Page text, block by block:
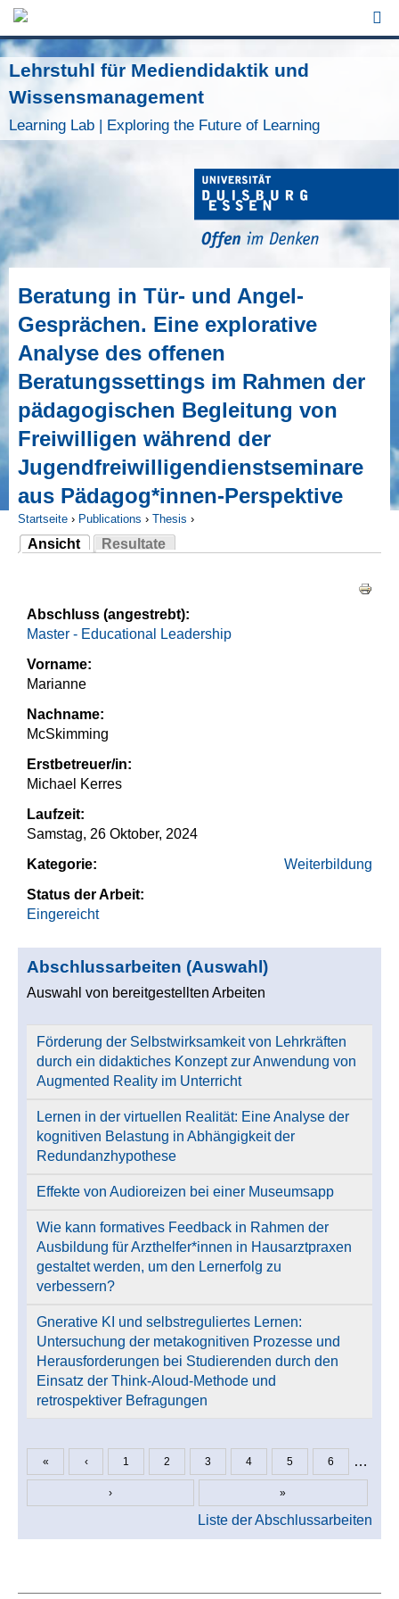
Jump to Navigation
Lehrstuhl für Mediendidaktik und
Wissensmanagement
Learning Lab | Exploring the Future of Learning
Beratung in Tür- und Angel-
Gesprächen. Eine explorative
Analyse des offenen
Beratungssettings im Rahmen der
pädagogischen Begleitung von
Freiwilligen während der
Jugendfreiwilligendienstseminare
aus Pädagog*innen-Perspektive
Sie sind hier
Startseite › Publications › Thesis ›
Ansicht
(aktiver Reiter)
Resultate
Abschluss (angestrebt):
Master - Educational Leadership
Vorname:
Marianne
Nachname:
McSkimming
Erstbetreuer/in:
Michael Kerres
Laufzeit:
Samstag, 26 Oktober, 2024
Kategorie:
Weiterbildung
Status der Arbeit:
Eingereicht
Abschlussarbeiten (Auswahl)
Auswahl von bereitgestellten Arbeiten
Förderung der Selbstwirksamkeit von Lehrkräften
durch ein didaktiches Konzept zur Anwendung von
Augmented Reality im Unterricht
Lernen in der virtuellen Realität: Eine Analyse der
kognitiven Belastung in Abhängigkeit der
Redundanzhypothese
Effekte von Audioreizen bei einer Museumsapp
Wie kann formatives Feedback in Rahmen der
Ausbildung für Arzthelfer*innen in Hausarztpraxen
gestaltet werden, um den Lernerfolg zu
verbessern?
Gnerative KI und selbstreguliertes Lernen:
Untersuchung der metakognitiven Prozesse und
Herausforderungen bei Studierenden durch den
Einsatz der Think-Aloud-Methode und
retrospektiver Befragungen
Seiten
« ‹ 1 2 3 4 5 6 …
› »
Liste der Abschlussarbeiten